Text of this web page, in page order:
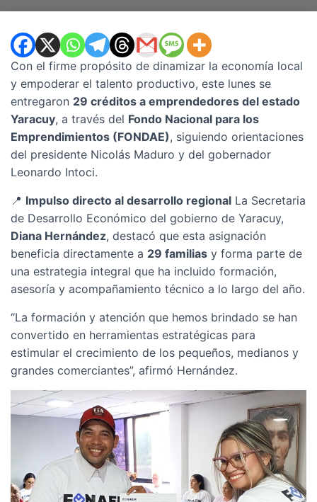
Con el firme propósito de dinamizar la economía local
y empoderar el talento productivo, este lunes se
entregaron 29 créditos a emprendedores del estado
Yaracuy, a través del Fondo Nacional para los
Emprendimientos (FONDAE), siguiendo orientaciones
del presidente Nicolás Maduro y del gobernador
Leonardo Intoci.
📍 Impulso directo al desarrollo regional La Secretaria
de Desarrollo Económico del gobierno de Yaracuy,
Diana Hernández, destacó que esta asignación
beneficia directamente a 29 familias y forma parte de
una estrategia integral que ha incluido formación,
asesoría y acompañamiento técnico a lo largo del año.
“La formación y atención que hemos brindado se han
convertido en herramientas estratégicas para
estimular el crecimiento de los pequeños, medianos y
grandes comerciantes”, afirmó Hernández.